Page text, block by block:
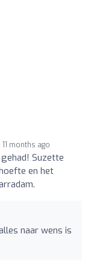
11 months ago
Suzette
en het
naar wens is